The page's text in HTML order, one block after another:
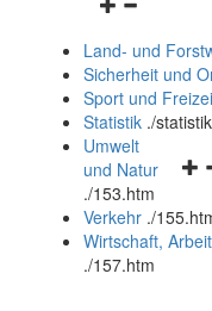
und
schließen
Land- und
Sicherheit und
Sport und
Statistik ./
und
Umwelt
und Natur
./153.htm
Verkehr ./
Wirtschaft,
./157.htm